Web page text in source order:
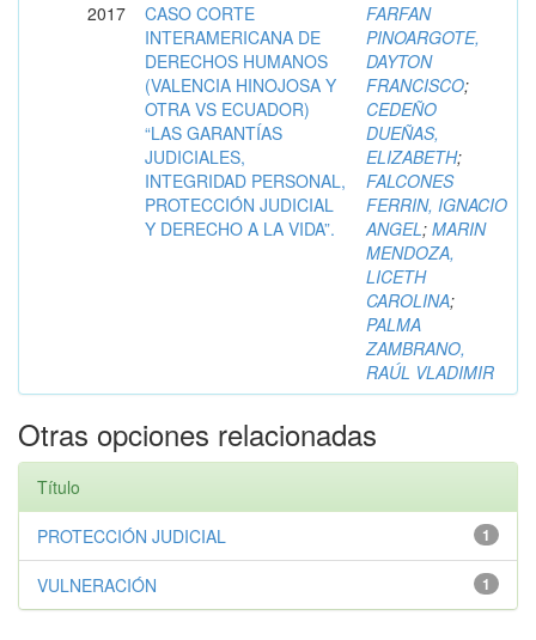
2017
CASO CORTE
INTERAMERICANA DE
DERECHOS HUMANOS
(VALENCIA HINOJOSA Y
OTRA VS ECUADOR)
“LAS GARANTÍAS
JUDICIALES,
INTEGRIDAD PERSONAL,
PROTECCIÓN JUDICIAL
Y DERECHO A LA VIDA”.
FARFAN
PINOARGOTE,
DAYTON
FRANCISCO;
CEDEÑO
DUEÑAS,
ELIZABETH;
FALCONES
FERRIN, IGNACIO
ANGEL; MARIN
MENDOZA,
LICETH
CAROLINA;
PALMA
ZAMBRANO,
RAÚL VLADIMIR
Otras opciones relacionadas
Título
1
PROTECCIÓN JUDICIAL
1
VULNERACIÓN